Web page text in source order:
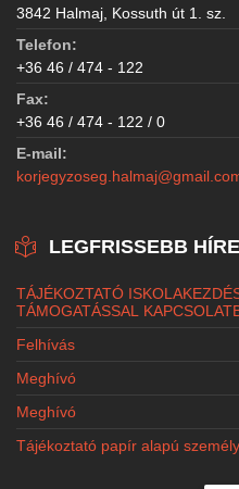
3842 Halmaj, Kossuth út 1. sz.
Telefon:
+36 46 / 474 - 122
Fax:
+36 46 / 474 - 122 / 0
E-mail:
LEGFRISSEBB
TÁJÉKOZTATÓ
TÁMOGATÁSSAL
Felhívás
Meghívó
Meghívó
Tájékoztató papír alapú